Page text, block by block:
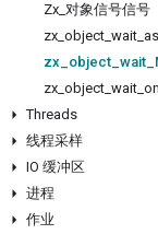
Zx 对象信号信号
zx object wait
zx object wait
zx object wait
Threads
线程采样
IO 缓冲区
进程
作业